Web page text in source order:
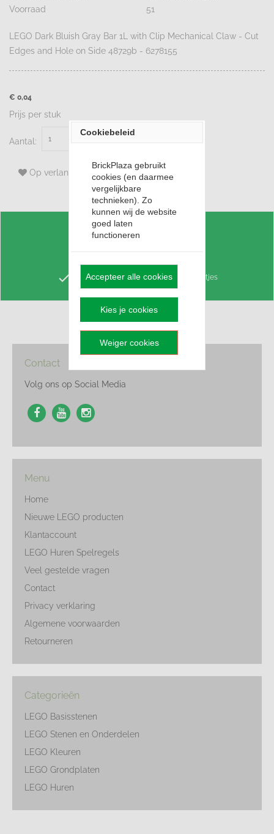
Voorraad
51
LEGO Dark Bluish Gray Bar 1L with Clip Mechanical Claw - Cut
Edges and Hole on Side 48729b - 6278155
€ 0,04
Prijs per stuk
Aantal: Bestellen
Op verlanglijst
check Voordelig LEGO Huren
check Keuze uit 3,4 miljoen losse LEGO steentjes
Contact
Volg ons op Social Media
Menu
Home
Nieuwe LEGO producten
Klantaccount
LEGO Huren Spelregels
Veel gestelde vragen
Contact
Privacy verklaring
Algemene voorwaarden
Retourneren
Categorieën
LEGO Basisstenen
LEGO Stenen en Onderdelen
LEGO Kleuren
LEGO Grondplaten
LEGO Huren
Cookiebeleid
BrickPlaza gebruikt
cookies (en daarmee
vergelijkbare
technieken). Zo
kunnen wij de website
goed laten
functioneren
Accepteer alle cookies
Kies je cookies
Weiger cookies